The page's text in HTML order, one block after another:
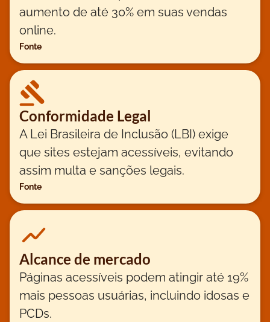
aumento de até 30% em suas vendas
online.
Fonte
Conformidade Legal
A Lei Brasileira de Inclusão (LBI) exige
que sites estejam acessíveis, evitando
assim multa e sanções legais.
Fonte
Alcance de mercado
Páginas acessíveis podem atingir até 19%
mais pessoas usuárias, incluindo idosas e
PCDs.